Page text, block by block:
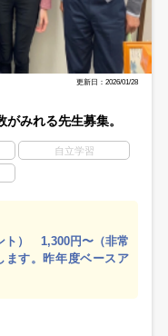
更新日：2026/01/28
みれる先生募集。
自立学習
ト） 1,300円〜（非常
ます。昨年度ベースア